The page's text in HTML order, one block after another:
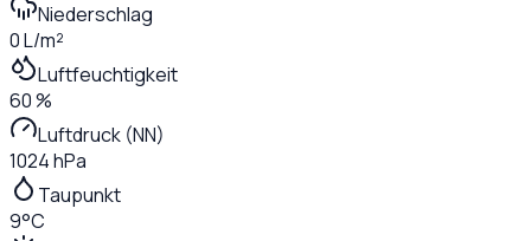
Niederschlag
0 L/m²
Luftfeuchtigkeit
60 %
Luftdruck (NN)
1024 hPa
Taupunkt
9°C